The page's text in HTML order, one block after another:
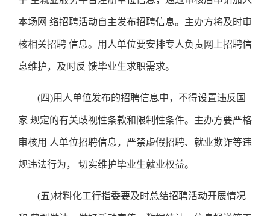
本场网 络招聘活动自主发布招聘信息。主办方将及时审
核相关招聘 信息。用人单位要安排专人负责网上招聘信
息维护，及时反 馈毕业生求职需求。
(四)用人单位发布的招聘信息中，不得设置违反国
家 规定的有关歧视性条款和限制性条件。主办方要严格
审核用 人单位招聘信息，严禁虚假招聘、就业欺诈等违
规违法行为， 切实维护毕业生就业权益。
(五)材料化工行指委要及时总结招聘活动开展情况